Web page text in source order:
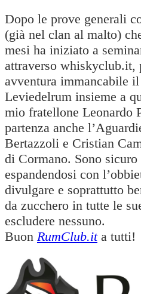
Dopo le prove generali
(già nel clan al malto)
mesi ha iniziato a
attraverso whiskyclub.it,
avventura immancabile
Leviedelrum insieme a
mio fratellone Leonardo
partenza anche
Bertazzoli e Cristian
di Cormano. Sono
espandendosi con
divulgare e soprattutto
da zucchero in tutte le
escludere nessuno.
Buon RumClub.ita tutti!